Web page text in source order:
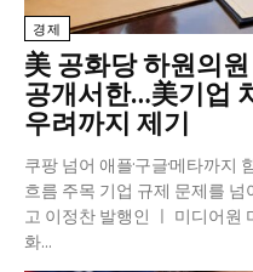
경제
美 공화당 하원의
공개서한…美기업
우려까지 제기
쿠팡 넘어 애플·구글·메타까지
흐름 주목 기업 규제 문제를
고 이정찬 발행인 ㅣ 미디어원
화...